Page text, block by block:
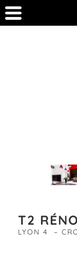
T2
LYON 4 –